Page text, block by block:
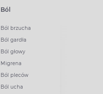
Ból
Ból brzucha
Ból gardła
Ból głowy
Migrena
Ból pleców
Ból ucha